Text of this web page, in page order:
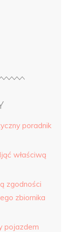
poradnik
właściwą
zgodności
zbiornika
pojazdem